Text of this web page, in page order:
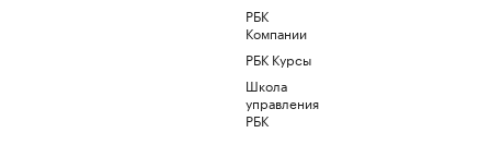
РБК
Компании
РБК Курсы
Школа
управления
РБК